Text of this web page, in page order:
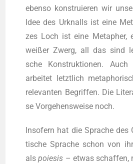
eben­so kon­stru­ie­ren wir
Idee des Urknalls ist eine
zes Loch ist eine Meta­pher,
wei­ßer Zwerg, all das sind
sche Kon­struk­tio­nen.
arbei­tet letzt­lich
rele­van­ten Begrif­fen. Die
se Vor­ge­hens­wei­se noch.
Inso­fern hat die Spra­che des
ti­sche Spra­che schon von
alspoie­sis – etwas schaf­fen,